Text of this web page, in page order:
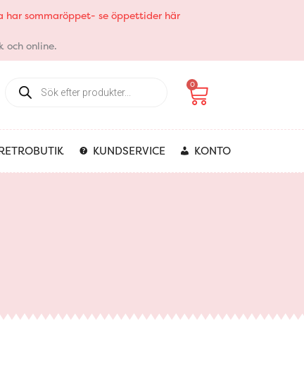
har sommaröppet- se öppettider här
och online.
search
0
Varukorg
KUNDSERVICE KONTO